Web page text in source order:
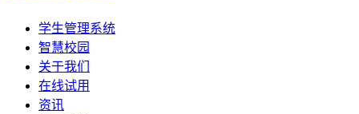
学生管理系统
智慧校园
关于我们
在线试用
资讯